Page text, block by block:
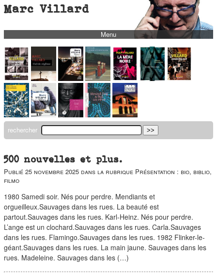
Marc Villard
Menu
bio
biblio
filmo
barbès
music
autofiction
interviews
polaroid
famille
short stories
duos
rechercher
500 nouvelles et plus.
Publié 25 novembre 2025 dans la rubrique Présentation : bio, biblio,
filmo
1980 Samedi soir. Nés pour perdre. Mendiants et
orgueilleux.Sauvages dans les rues. La beauté est
partout.Sauvages dans les rues. Karl-Heinz. Nés pour perdre.
L’ange est un clochard.Sauvages dans les rues. Carla.Sauvages
dans les rues. Flamingo.Sauvages dans les rues. 1982 Flinker-le-
géant.Sauvages dans les rues. La main jaune. Sauvages dans les
rues. Madeleine. Sauvages dans les (…)